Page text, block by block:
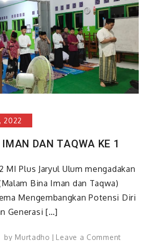
2022
DAN TAQWA KE 1
MI Plus Jaryul Ulum mengadakan
Bina Iman dan Taqwa)
Mengembangkan Potensi Diri
Generasi […]
by Murtadho Leave a Commenton